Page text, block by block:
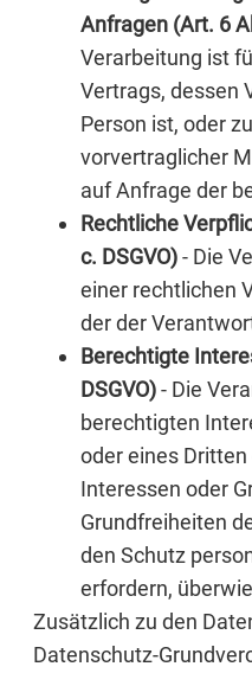
Anfragen (Art. 6
Verarbeitung ist
Vertrags, dessen
Person ist, oder
vorvertraglicher
auf Anfrage der
Rechtliche
c. DSGVO)- Die
einer rechtlichen
der der
Berechtigte
DSGVO)- Die
berechtigten
oder eines
Interessen oder
Grundfreiheiten
den Schutz
erfordern,
Zusätzlich zu den
Datenschutz-